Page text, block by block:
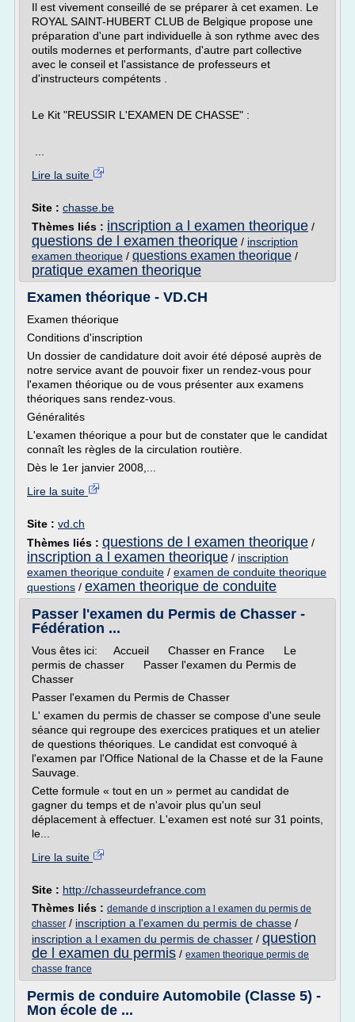
Il est vivement conseillé de se préparer à cet examen. Le
ROYAL SAINT-HUBERT CLUB de Belgique propose une
préparation d'une part individuelle à son rythme avec des
outils modernes et performants, d'autre part collective
avec le conseil et l'assistance de professeurs et
d'instructeurs compétents .
Le Kit "REUSSIR L'EXAMEN DE CHASSE" :
Lire la suite
Site : chasse.be
Thèmes liés : inscription a l examen theorique /
questions de l examen theorique / inscription
examen theorique / questions examen theorique /
pratique examen theorique
Examen théorique - VD.CH
Examen théorique
Conditions d'inscription
Un dossier de candidature doit avoir été déposé auprès de
notre service avant de pouvoir fixer un rendez-vous pour
l'examen théorique ou de vous présenter aux examens
théoriques sans rendez-vous.
Généralités
L'examen théorique a pour but de constater que le candidat
connaît les règles de la circulation routière.
Dès le 1er janvier 2008,...
Lire la suite
Site : vd.ch
Thèmes liés : questions de l examen theorique /
inscription a l examen theorique / inscription
examen theorique conduite / examen de conduite theorique
questions / examen theorique de conduite
Passer l'examen du Permis de Chasser -
Fédération ...
Vous êtes ici: Accueil Chasser en France Le
permis de chasser Passer l'examen du Permis de
Chasser
Passer l'examen du Permis de Chasser
L' examen du permis de chasser se compose d'une seule
séance qui regroupe des exercices pratiques et un atelier
de questions théoriques. Le candidat est convoqué à
l'examen par l'Office National de la Chasse et de la Faune
Sauvage.
Cette formule « tout en un » permet au candidat de
gagner du temps et de n'avoir plus qu'un seul
déplacement à effectuer. L'examen est noté sur 31 points,
le...
Lire la suite
Site : http://chasseurdefrance.com
Thèmes liés : demande d inscription a l examen du permis de
chasser / inscription a l'examen du permis de chasse /
inscription a l examen du permis de chasser / question
de l examen du permis / examen theorique permis de
chasse france
Permis de conduire Automobile (Classe 5) -
Mon école de ...